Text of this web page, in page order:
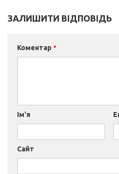
ЗАЛИШИТИ ВІДПОВІДЬ
Коментар *
Ім'я
Сайт